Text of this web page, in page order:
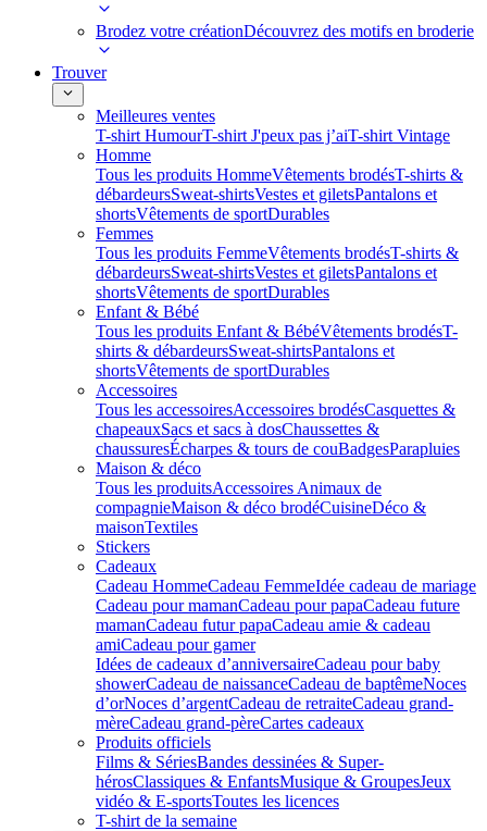
Brodez votre créationDécouvrez des motifs en broderie
Trouver
Meilleures ventes
T-shirt HumourT-shirt J'peux pas j’aiT-shirt Vintage
Homme
Tous les produits HommeVêtements brodésT-shirts &
débardeursSweat-shirtsVestes et giletsPantalons et
shortsVêtements de sportDurables
Femmes
Tous les produits FemmeVêtements brodésT-shirts &
débardeursSweat-shirtsVestes et giletsPantalons et
shortsVêtements de sportDurables
Enfant & Bébé
Tous les produits Enfant & BébéVêtements brodésT-
shirts & débardeursSweat-shirtsPantalons et
shortsVêtements de sportDurables
Accessoires
Tous les accessoiresAccessoires brodésCasquettes &
chapeauxSacs et sacs à dosChaussettes &
chaussuresÉcharpes & tours de couBadgesParapluies
Maison & déco
Tous les produitsAccessoires Animaux de
compagnieMaison & déco brodéCuisineDéco &
maisonTextiles
Stickers
Cadeaux
Cadeau HommeCadeau FemmeIdée cadeau de mariage​
Cadeau pour mamanCadeau pour papaCadeau future
mamanCadeau futur papaCadeau amie & cadeau
amiCadeau pour gamer
Idées de cadeaux d’anniversaireCadeau pour baby
showerCadeau de naissanceCadeau de baptêmeNoces
d’orNoces d’argentCadeau de retraiteCadeau grand-
mèreCadeau grand-pèreCartes cadeaux
Produits officiels
Films & SériesBandes dessinées & Super-
hérosClassiques & EnfantsMusique & GroupesJeux
vidéo & E-sportsToutes les licences
T-shirt de la semaine